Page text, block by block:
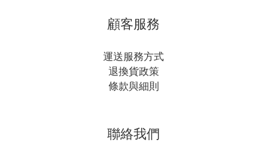
顧客服務
運送服務方式
退換貨政策
條款與細則
聯絡我們